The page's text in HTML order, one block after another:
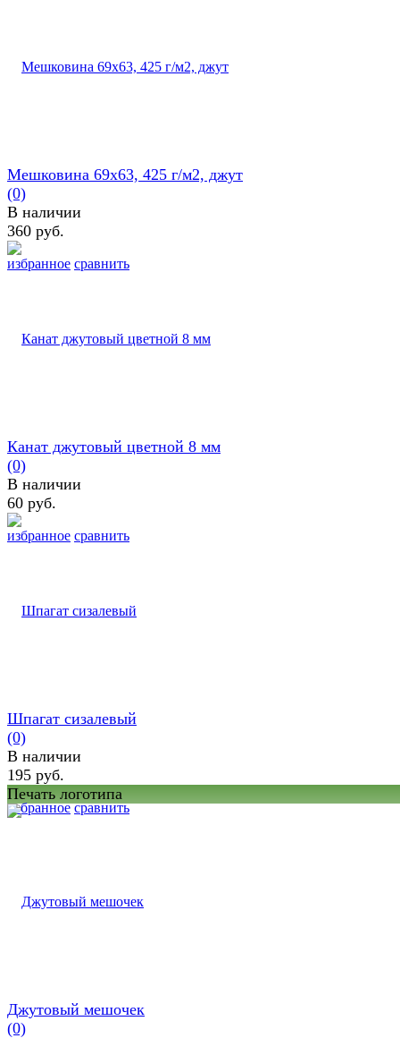
избранное сравнить
Мешковина 69х63, 425 г/м2, джут
(0)
В наличии
360 руб.
избранное сравнить
Канат джутовый цветной 8 мм
(0)
В наличии
60 руб.
избранное сравнить
Шпагат сизалевый
(0)
В наличии
195 руб.
Печать логотипа
Джутовый мешочек
(0)